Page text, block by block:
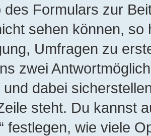
des Formulars zur
sehen können,
Umfragen zu
zwei
und dabei
steht. Du kannst
festlegen, wie viele